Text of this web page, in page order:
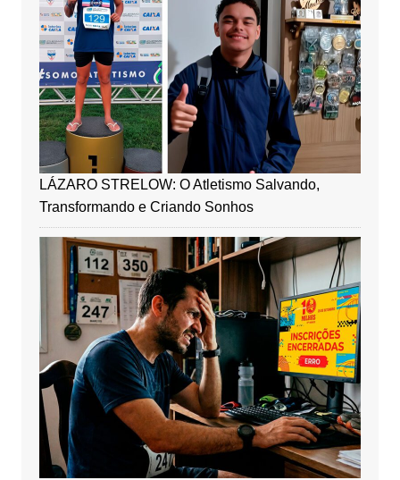
LÁZARO STRELOW: O Atletismo Salvando,
Transformando e Criando Sonhos